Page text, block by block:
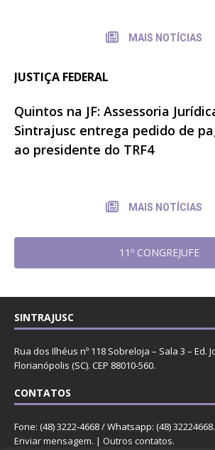
MAIS NOTÍCIAS
JUSTIÇA FEDERAL
Quintos na JF: Assessoria
Sintrajusc entrega pedido de
ao presidente do TRF4
MAIS NOTÍCIAS
11º CONGREJUFE
SINTRAJUSC
Rua dos Ilhéus nº 118 Sobreloja – Sala 3 – Ed.
Florianópolis (SC). CEP 88010-560.
CONTATOS
Fone: (48) 3222-4668 / Whatsapp: (48) 32224668.
Enviar mensagem. | Outros contatos.